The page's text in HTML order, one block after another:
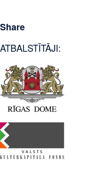
Share
ATBALSTĪTĀJI: